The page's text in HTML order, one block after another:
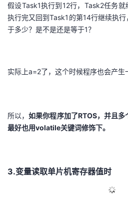
假设Task1执行到12行，Task2任务就
执行完又回到Task1的第14行继续执
于多少？是不是还是等于1？
实际上a=2了，这个时候程序也会产生
所以，如果你程序加了RTOS，并且多
最好也用volatile关键词修饰下。
3.变量读取单片机寄存器值时